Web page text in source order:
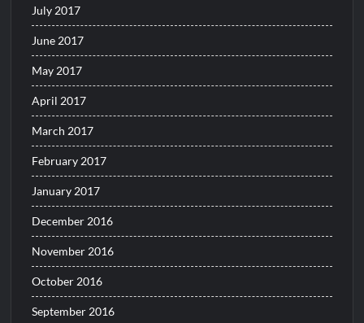
July 2017
June 2017
May 2017
April 2017
March 2017
February 2017
January 2017
December 2016
November 2016
October 2016
September 2016